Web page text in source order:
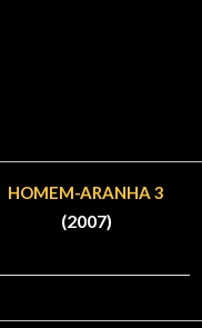
HOMEM-ARANHA 3
(2007)